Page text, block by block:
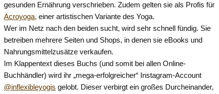
gesunden Ernährung verschrieben. Zudem gelten sie als Profis für
Acroyoga, einer artistischen Variante des Yoga.
Wer im Netz nach den beiden sucht, wird sehr schnell fündig. Sie
betreiben mehrere Seiten und Shops, in denen sie eBooks und
Nahrungsmittelzusätze verkaufen.
Im Klappentext dieses Buchs (und somit bei allen Online-
Buchhändler) wird ihr „mega-erfolgreicher“ Instagram-Account
@inflexibleyogis gelobt. Dieser verbirgt ein großes Durcheinander,